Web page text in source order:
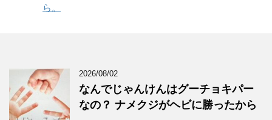
ら。
2026/08/02
なんでじゃんけんはグーチョキパー
なの？ ナメクジがヘビに勝ったから